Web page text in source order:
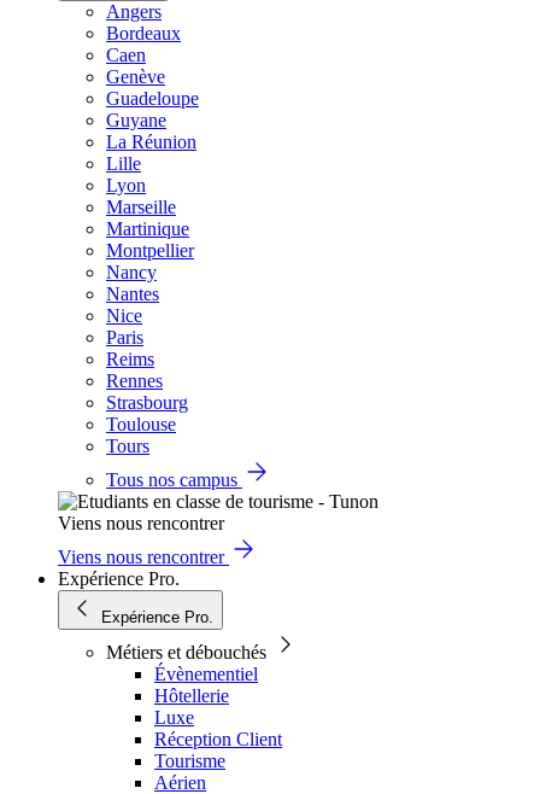
Angers
Bordeaux
Caen
Genève
Guadeloupe
Guyane
La Réunion
Lille
Lyon
Marseille
Martinique
Montpellier
Nancy
Nantes
Nice
Paris
Reims
Rennes
Strasbourg
Toulouse
Tours
Tous nos campus
Viens nous rencontrer
Viens nous rencontrer
Expérience Pro.
Expérience Pro.
Métiers et débouchés
Évènementiel
Hôtellerie
Luxe
Réception Client
Tourisme
Aérien